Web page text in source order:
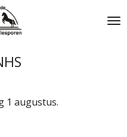
1 augustus.